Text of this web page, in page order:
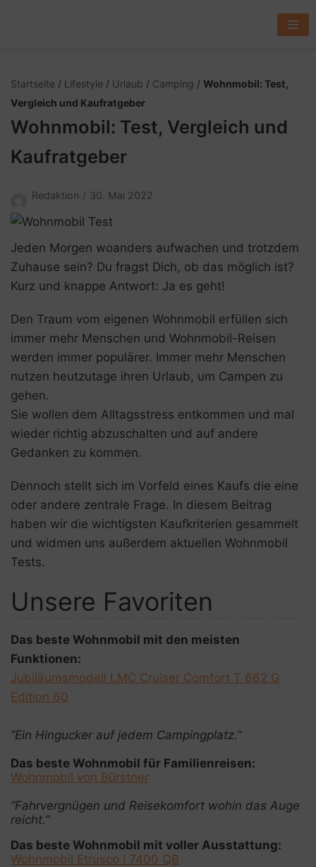
a
l
r
i
n
g
n
Startseite / Lifestyle / Urlaub / Camping / Wohnmobil: Test,
Vergleich und Kaufratgeber
Wohnmobil: Test, Vergleich und
Kaufratgeber
Redaktion 30. Mai 2022
Jeden Morgen woanders aufwachen und trotzdem
Zuhause sein? Du fragst Dich, ob das möglich ist?
Kurz und knappe Antwort: Ja es geht!
Den Traum vom eigenen Wohnmobil erfüllen sich
immer mehr Menschen und Wohnmobil-Reisen
werden immer populärer. Immer mehr Menschen
nutzen heutzutage ihren Urlaub, um Campen zu
gehen.
Sie wollen dem Alltagsstress entkommen und mal
wieder richtig abzuschalten und auf andere
Gedanken zu kommen.
Dennoch stellt sich im Vorfeld eines Kaufs die eine
oder andere zentrale Frage. In diesem Beitrag
haben wir die wichtigsten Kaufkriterien gesammelt
und widmen uns außerdem aktuellen Wohnmobil
Tests.
Unsere Favoriten
Das beste Wohnmobil mit den meisten
Funktionen:
Jubiläumsmodell LMC Cruiser Comfort T 662 G
Edition 60
“Ein Hingucker auf jedem Campingplatz.”
Das beste Wohnmobil für Familienreisen:
Wohnmobil von Bürstner
“Fahrvergnügen und Reisekomfort wohin das Auge
reicht.”
Das beste Wohnmobil mit voller Ausstattung:
Wohnmobil Etrusco I 7400 QB